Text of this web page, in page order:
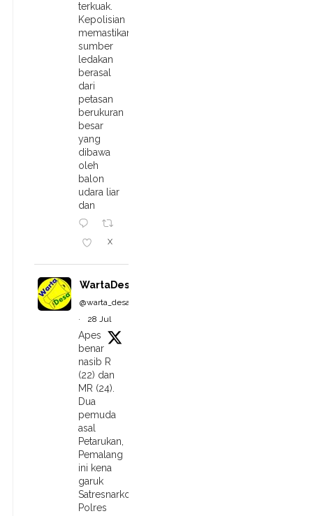
terkuak.
Kepolisian
memastikan
sumber
ledakan
berasal
dari
petasan
berukuran
besar
yang
dibawa
oleh
balon
udara liar
dan
X
WartaDesa
@warta_desa
·
28 Jul
Apes
benar
nasib R
(22) dan
MR (24).
Dua
pemuda
asal
Petarukan,
Pemalang
ini kena
garuk
Satresnarkoba
Polres